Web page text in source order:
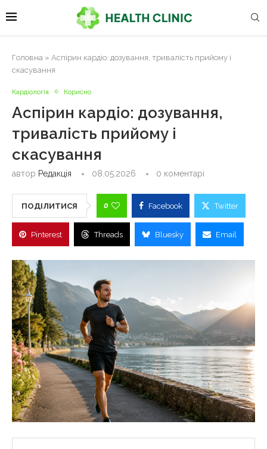
Головна » Аспірин кардіо: дозування, тривалість прийому і
скасування
Кардіологія Корисно
Аспірин кардіо: дозування,
тривалість прийому і
скасування
автор Редакція 08.05.2026 0 коментарі
ПОДІЛИТИСЯ 0 Facebook Twitter
Pinterest Threads Bluesky Email